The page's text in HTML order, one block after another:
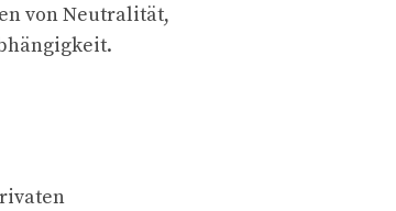
von Neutralität,